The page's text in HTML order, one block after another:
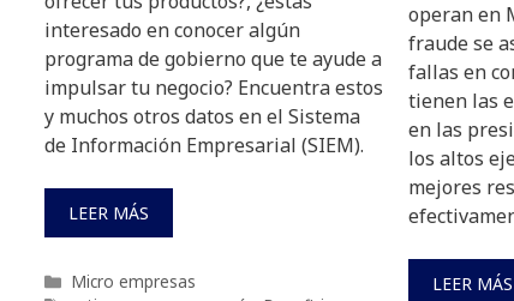
interesado en conocer algún
programa de gobierno que te ayude a
impulsar tu negocio? Encuentra estos
y muchos otros datos en el Sistema
de Información Empresarial (SIEM).
LEER MÁS
Categorías
Micro empresas
operan en
fraude se
fallas en
tienen las
en las
los altos
mejores
LEER MÁS